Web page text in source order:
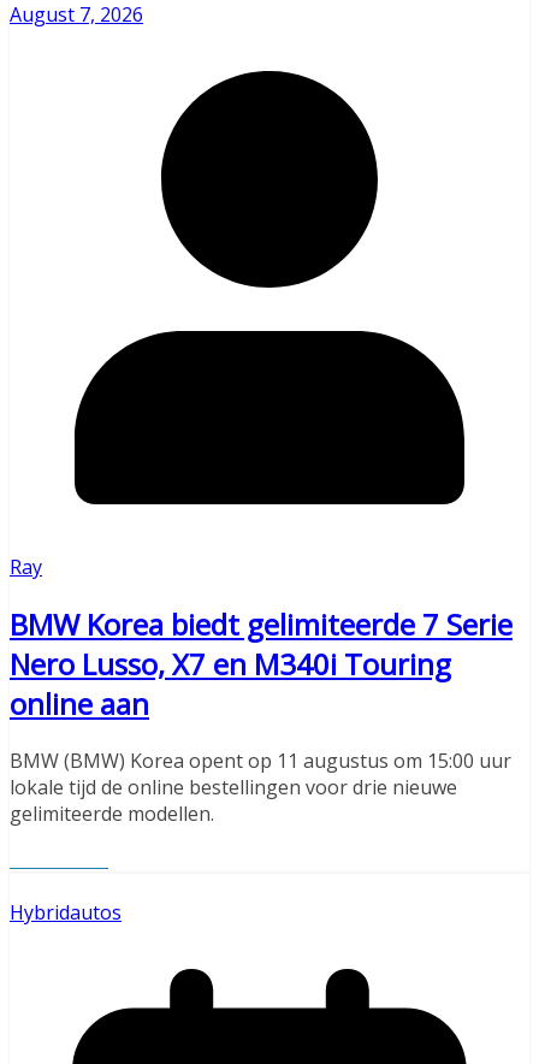
August 7, 2026
Ray
BMW Korea biedt gelimiteerde 7 Serie
Nero Lusso, X7 en M340i Touring
online aan
BMW (BMW) Korea opent op 11 augustus om 15:00 uur
lokale tijd de online bestellingen voor drie nieuwe
gelimiteerde modellen.
Hybridautos